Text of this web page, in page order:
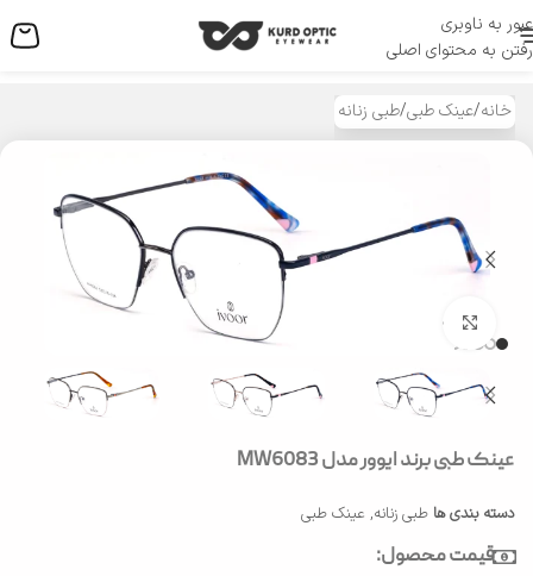
عبور به ناوبری
رفتن به محتوای اصلی
منو
خانه/عینک طبی/طبی زنانه
بزرگنمایی تصویر
عینک طبی برند ایوور مدل MW6083
دسته بندی ها طبی زنانه, عینک طبی
قیمت محصول: